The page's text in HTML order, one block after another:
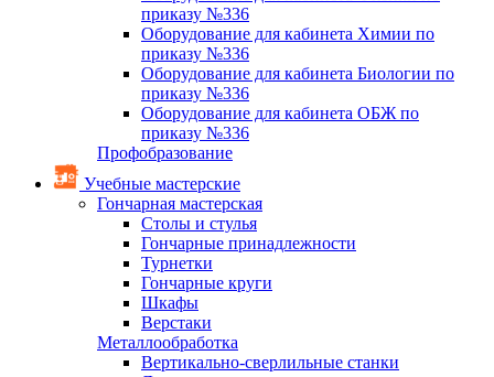
приказу №336
Оборудование для кабинета Химии по
приказу №336
Оборудование для кабинета Биологии по
приказу №336
Оборудование для кабинета ОБЖ по
приказу №336
Профобразование
Учебные мастерские
Гончарная мастерская
Столы и стулья
Гончарные принадлежности
Турнетки
Гончарные круги
Шкафы
Верстаки
Металлообработка
Вертикально-сверлильные станки